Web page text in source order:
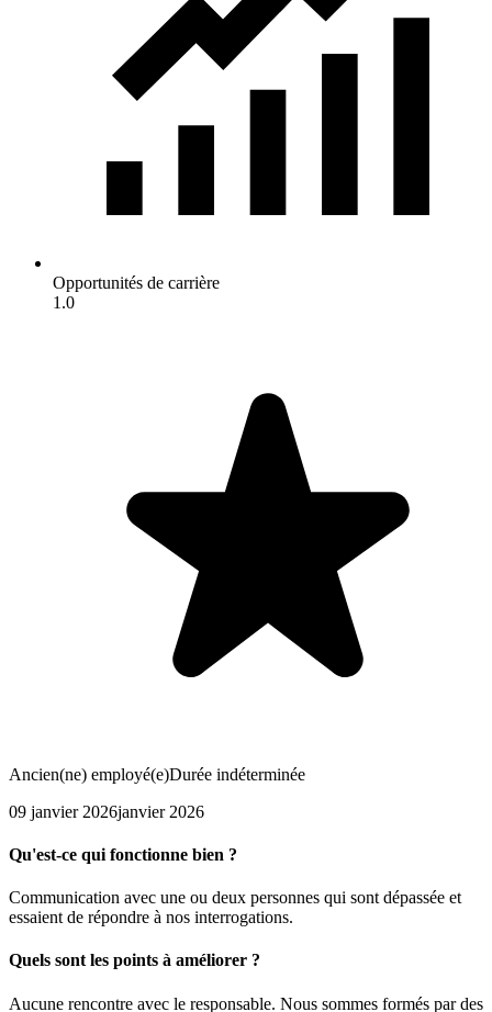
Opportunités de carrière
1.0
Ancien(ne) employé(e)Durée indéterminée
09 janvier 2026janvier 2026
Qu'est-ce qui fonctionne bien ?
Communication avec une ou deux personnes qui sont dépassée et
essaient de répondre à nos interrogations.
Quels sont les points à améliorer ?
Aucune rencontre avec le responsable. Nous sommes formés par des